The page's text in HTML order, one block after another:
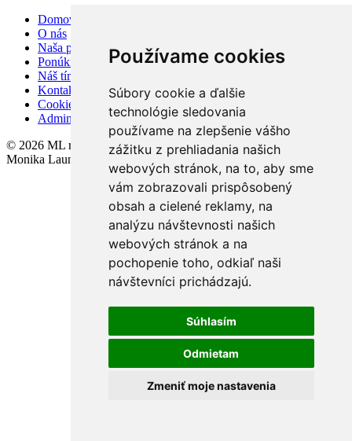
Používame cookies
Súbory cookie a ďalšie
technológie sledovania
používame na zlepšenie vášho
zážitku z prehliadania našich
webových stránok, na to, aby sme
vám zobrazovali prispôsobený
obsah a cielené reklamy, na
analýzu návštevnosti našich
webových stránok a na
pochopenie toho, odkiaľ naši
návštevníci prichádzajú.
Súhlasím
Odmietam
Zmeniť moje nastavenia
Domov
O nás
Naša ponuka
Ponúknite nám
Náš tím
Kontakt
Cookies
Admin
© 2026 ML realitný& finančny servis s.r.o. , BrokerSoft s.r.o. ,
Monika Launerová - SZČO